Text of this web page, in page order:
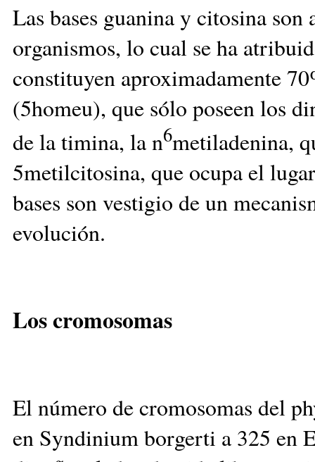
Las bases guanina y citosina son
organismos, lo cual se ha
constituyen aproximadamente
(5homeu), que sólo poseen los
de la timina, la n6metiladenina,
5metilcitosina, que ocupa el
bases son vestigio de un
evolución.
Los cromosomas
El número de cromosomas del
en Syndinium borgerti a 325 en